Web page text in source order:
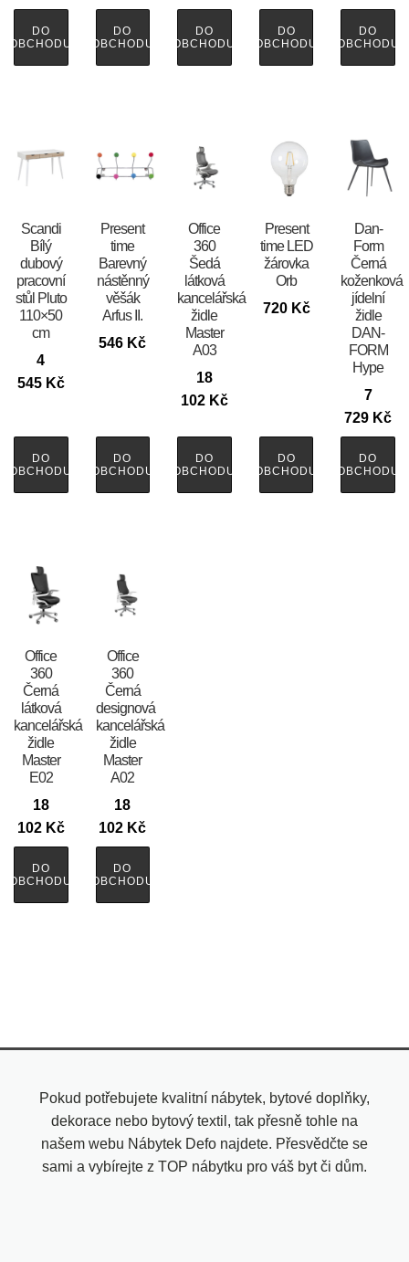
DO
OBCHODU
DO
OBCHODU
DO
OBCHODU
DO
OBCHODU
DO
OBCHODU
Scandi
Bílý
dubový
pracovní
stůl Pluto
110×50
cm
4
545 Kč
DO
OBCHODU
Present
time
Barevný
nástěnný
věšák
Arfus II.
546 Kč
DO
OBCHODU
Office
360
Šedá
látková
kancelářská
židle
Master
A03
18
102 Kč
DO
OBCHODU
Present
time LED
žárovka
Orb
720 Kč
DO
OBCHODU
​​​​​Dan-
Form
Černá
koženková
jídelní
židle
DAN-
FORM
Hype
7
729 Kč
DO
OBCHODU
Office
360
Černá
látková
kancelářská
židle
Master
E02
18
102 Kč
DO
OBCHODU
Office
360
Černá
designová
kancelářská
židle
Master
A02
18
102 Kč
DO
OBCHODU
Pokud potřebujete kvalitní nábytek, bytové doplňky,
dekorace nebo bytový textil, tak přesně tohle na
našem webu Nábytek Defo najdete. Přesvědčte se
sami a vybírejte z TOP nábytku pro váš byt či dům.